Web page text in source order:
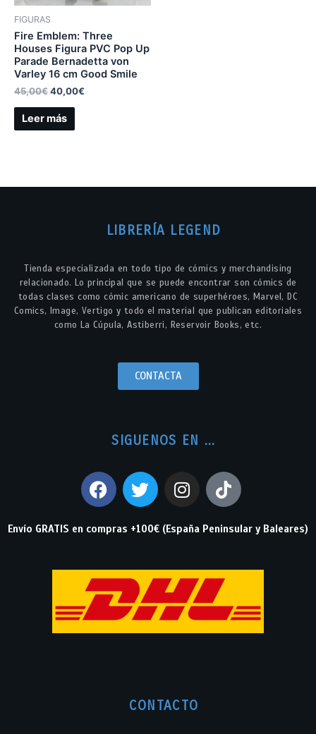
FIGURAS
Fire Emblem: Three
Houses Figura PVC Pop Up
Parade Bernadetta von
Varley 16 cm Good Smile
45,00€40,00€
Leer más
LIBRERÍA LEGEND
Tienda especializada en todo tipo de cómics y merchandising
relacionado. Lo principal que se puede encontrar son cómics de
todas clases como cómic americano de superhéroes, Marvel, DC
Comics, Image, Vertigo y todo el material que publican editoriales
como La Cúpula, Astiberri, Reservoir Books, etc.
CONTACTA
SIGUENOS EN ...
Envío GRATIS en compras +100€ (España Peninsular y Baleares)
CONTACTO